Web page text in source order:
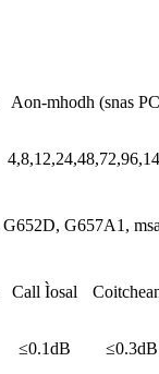
Aon-mhodh (snas
G652D, G657A1,
Call Ìosal
≤0.1dB
≤0.3dB